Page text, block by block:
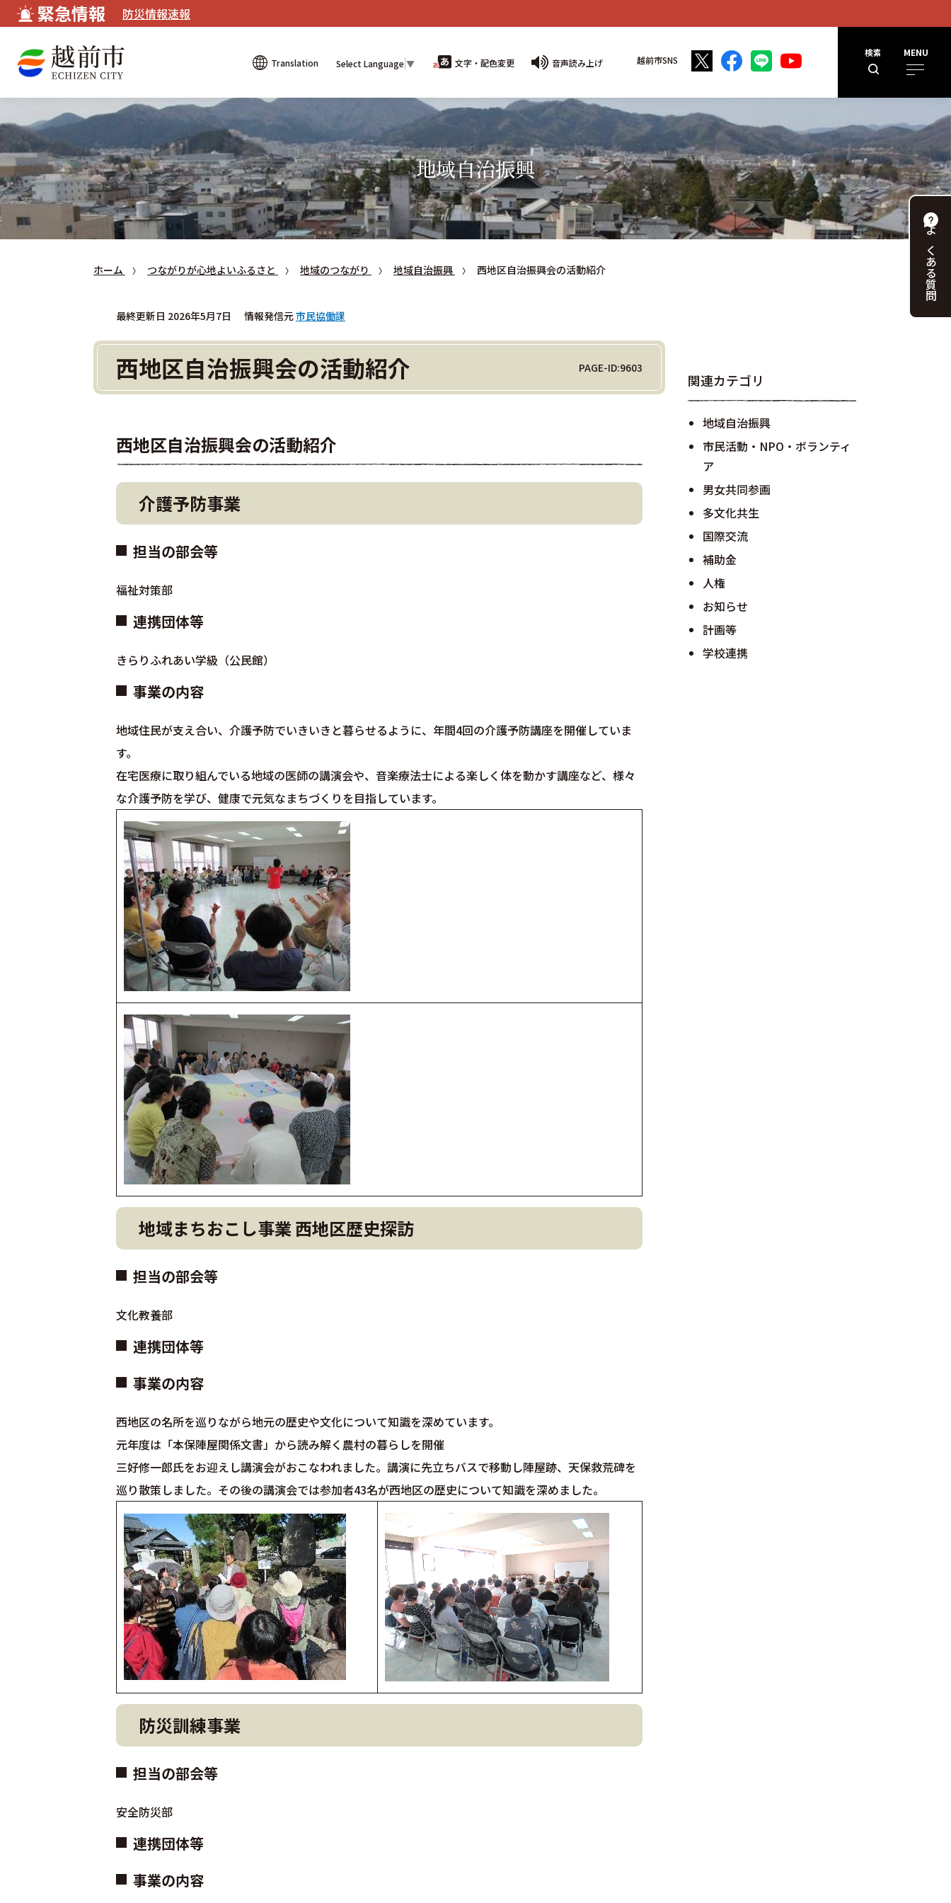
緊急情報 防災情報速報
検索
MENU
Translation
Select Language▼ 文字・配色変更 音声読み上げ 越前市SNS
よくある
質問
地域自治振興
ホーム つながりが心地よいふるさと 地域のつながり 地域自治振興 西地区自治振興会の活動紹介
最終更新日 2026年5月7日 情報発信元市民協働課
西地区自治振興会の活動紹介 PAGE-ID:9603
西地区自治振興会の活動紹介
介護予防事業
担当の部会等
福祉対策部
連携団体等
きらりふれあい学級（公民館）
事業の内容
地域住民が支え合い、介護予防でいきいきと暮らせるように、年間4回の介護予防講座を開催していま
す。
在宅医療に取り組んでいる地域の医師の講演会や、音楽療法士による楽しく体を動かす講座など、様々
な介護予防を学び、健康で元気なまちづくりを目指しています。
地域まちおこし事業 西地区歴史探訪
担当の部会等
文化教養部
連携団体等
事業の内容
西地区の名所を巡りながら地元の歴史や文化について知識を深めています。
元年度は「本保陣屋関係文書」から読み解く農村の暮らしを開催
三好修一郎氏をお迎えし講演会がおこなわれました。講演に先立ちバスで移動し陣屋跡、天保救荒碑を
巡り散策しました。その後の講演会では参加者43名が西地区の歴史について知識を深めました。
防災訓練事業
担当の部会等
安全防災部
連携団体等
事業の内容
関連カテゴリ
地域自治振興
市民活動・NPO・ボランティ
ア
男女共同参画
多文化共生
国際交流
補助金
人権
お知らせ
計画等
学校連携